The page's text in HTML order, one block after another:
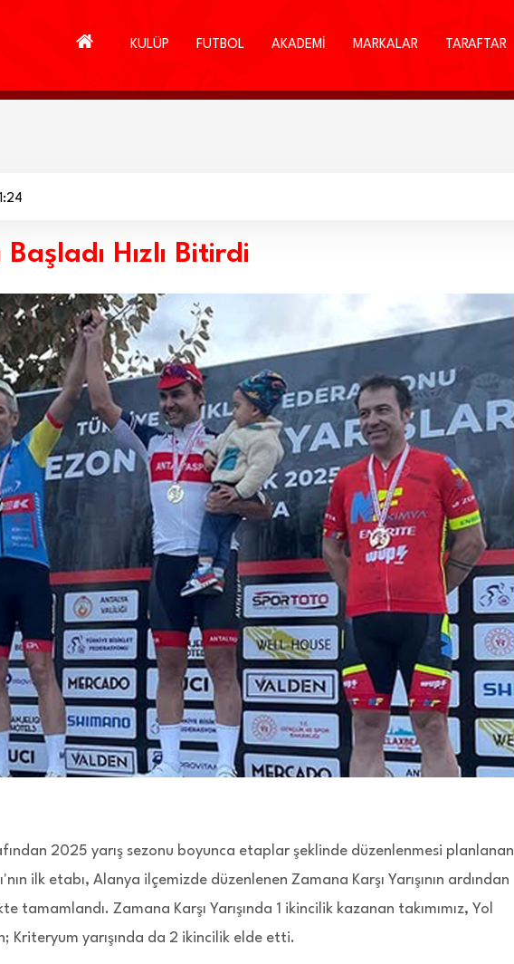
KULÜP FUTBOL AKADEMİ MARKALAR TARAFTAR
Başladı Hızlı Bitirdi
2025 yarış sezonu boyunca etaplar şeklinde düzenlenmesi planlanan
ilk etabı, Alanya ilçemizde düzenlenen Zamana Karşı Yarışının ardından
tamamlandı. Zamana Karşı Yarışında 1 ikincilik kazanan takımımız, Yol
Kriteryum yarışında da 2 ikincilik elde etti.